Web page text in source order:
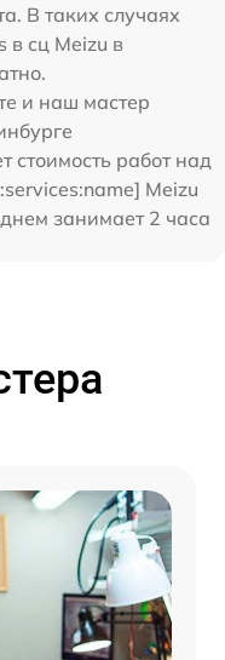
В таких случаях
в сц Meizu в
и наш мастер
стоимость работ над
Meizu
занимает 2 часа